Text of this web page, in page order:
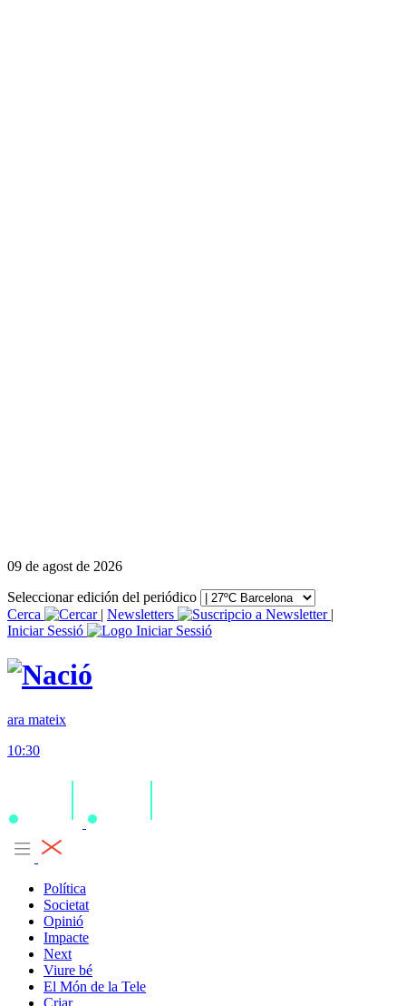
09 de agost de 2026
Seleccionar edición del periódico
Cerca
| Newsletters
|
Iniciar Sessió
ara mateix
10:30
Política
Societat
Opinió
Impacte
Next
Viure bé
El Món de la Tele
Criar